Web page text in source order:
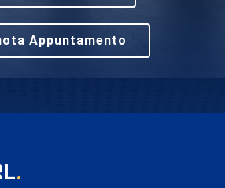
Appuntamento
.